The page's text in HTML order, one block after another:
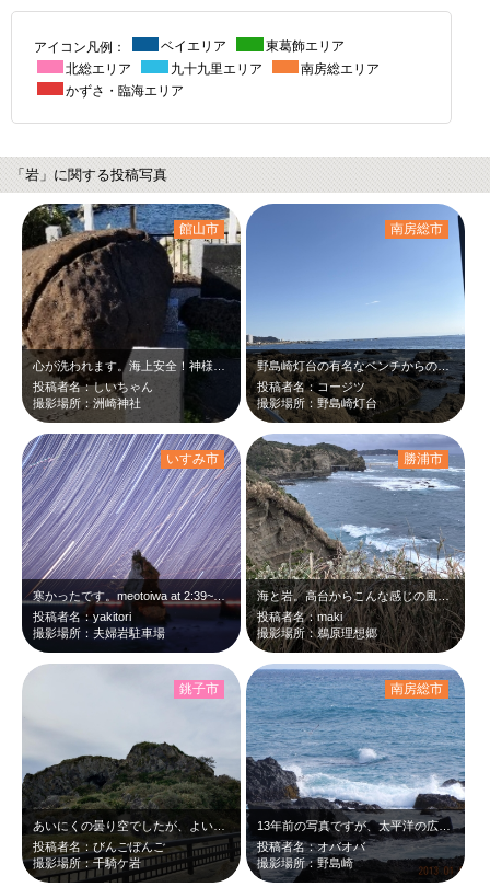
アイコン凡例： ベイエリア
東葛飾エリア
北総エリア
九十九里エリア
南房総エリア
かずさ・臨海エリア
「岩」に関する投稿写真
心が洗われます。海上安全！神様が守ってくださっているのかな。
投稿者名：しいちゃん
撮影場所：洲崎神社
館山市
野島崎灯台の有名なベンチからの風景です。
投稿者名：コージツ
撮影場所：野島崎灯台
南房総市
寒かったです。meotoiwa at 2:39~4:15 Nov,21 2025
投稿者名：yakitori
撮影場所：夫婦岩駐車場
いすみ市
海と岩。高台からこんな感じの風景をみる散策コース。キョンもいた。
投稿者名：maki
撮影場所：鵜原理想郷
勝浦市
あいにくの曇り空でしたが、よい景色に出会えました。釣りがうまくいかないときは、…
投稿者名：びんごぼんご
撮影場所：千騎ケ岩
銚子市
13年前の写真ですが、太平洋の広大さと 写真の構図が良いと思い投稿しました。
投稿者名：オバオバ
撮影場所：野島崎
南房総市